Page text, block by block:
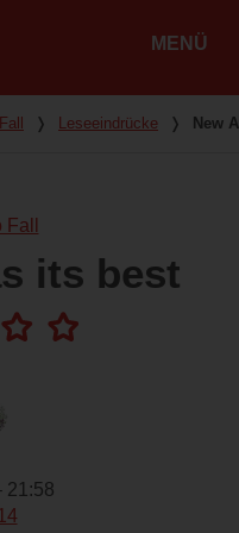
MENÜ
❭ Leseeindrücke ❭ New
its best
21:58